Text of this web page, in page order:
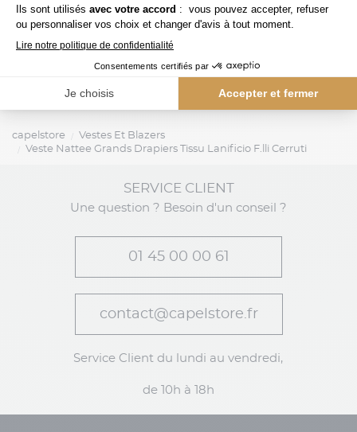
Veste à Chevrons en Lin Grande Taille Rose
capelstore
Vestes Et Blazers
Veste Nattee Grands Drapiers Tissu Lanificio F.lli Cerruti
SERVICE CLIENT
Une question ? Besoin d'un conseil ?
01 45 00 00 61
contact@capelstore.fr
Service Client du lundi au vendredi,
de 10h à 18h